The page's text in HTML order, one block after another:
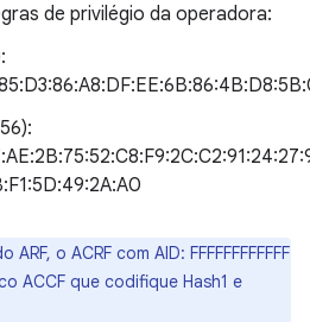
de privilégio da operadora:
o ACRF com AID: FFFFFFFFFFFF
ACCF que codifique Hash1 e